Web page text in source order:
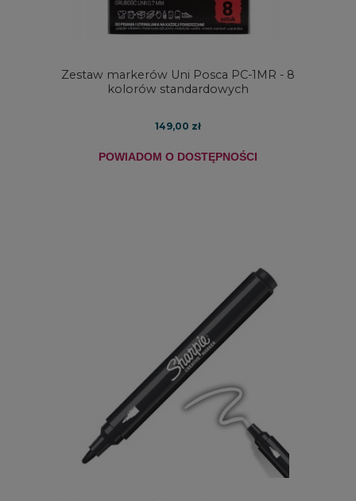
Zestaw markerów Uni Posca PC-1MR - 8
kolorów standardowych
149,00 zł
POWIADOM O DOSTĘPNOŚCI